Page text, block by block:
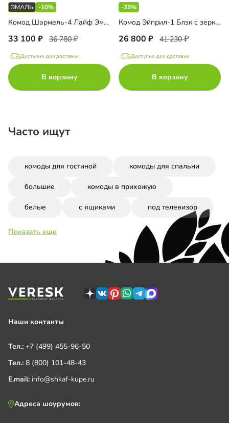
-10%
Комод Шармель-4 Лайф Эмаль с зеркалом и антресолью
33 100 36 780
Доступно для доставки
В корзину
-35%
Комод Эйприл-1 Блэк с зеркалом
26 800 41 230
Доступно для доставки
В корзину
Часто ищут
комоды для гостиной комоды для спальни
большие комоды в прихожую
белые с ящиками под телевизор
Показать еще
Наши контакты
Тел.: +7 (499) 455-96-50
Тел.: 8 (800) 101-48-43
E.mail: info@shkaf-kupe.ru
Адреса шоурумов: